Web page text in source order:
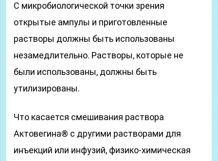
С микробиологической точки зрения
открытые ампулы и приготовленные
растворы должны быть использованы
незамедлительно. Растворы, которые не
были использованы, должны быть
утилизированы.
Что касается смешивания раствора
Актовегина® с другими растворами для
инъекций или инфузий, физико-химическая